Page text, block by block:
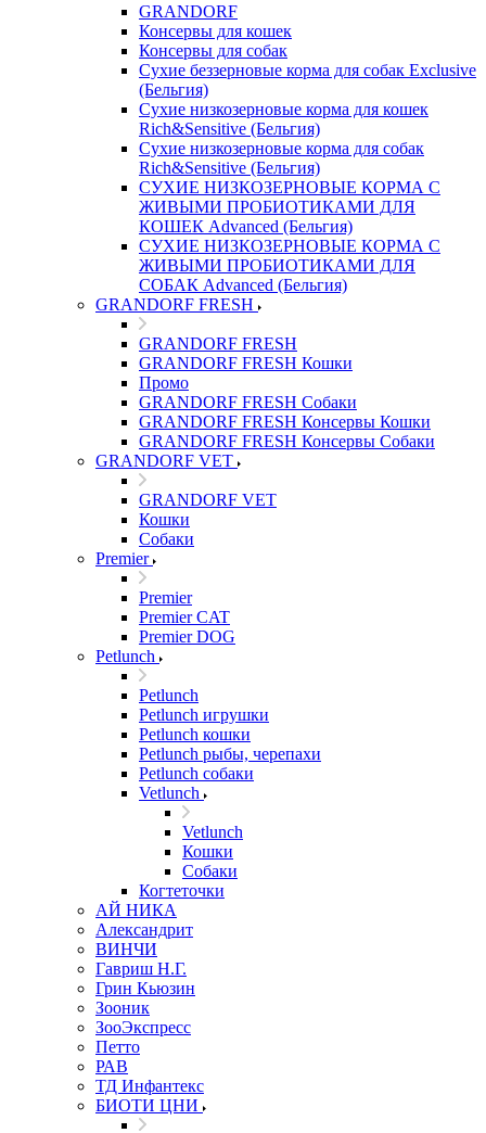
GRANDORF
Консервы для кошек
Консервы для собак
Сухие беззерновые корма для собак Exclusive
(Бельгия)
Сухие низкозерновые корма для кошек
Rich&Sensitive (Бельгия)
Сухие низкозерновые корма для собак
Rich&Sensitive (Бельгия)
СУХИЕ НИЗКОЗЕРНОВЫЕ КОРМА С
ЖИВЫМИ ПРОБИОТИКАМИ ДЛЯ
КОШЕК Advanced (Бельгия)
СУХИЕ НИЗКОЗЕРНОВЫЕ КОРМА С
ЖИВЫМИ ПРОБИОТИКАМИ ДЛЯ
СОБАК Advanced (Бельгия)
GRANDORF FRESH
GRANDORF FRESH
GRANDORF FRESH Кошки
Промо
GRANDORF FRESH Собаки
GRANDORF FRESH Консервы Кошки
GRANDORF FRESH Консервы Собаки
GRANDORF VET
GRANDORF VET
Кошки
Собаки
Premier
Premier
Premier CAT
Premier DOG
Petlunch
Petlunch
Petlunch игрушки
Petlunch кошки
Petlunch рыбы, черепахи
Petlunch собаки
Vetlunch
Vetlunch
Кошки
Собаки
Когтеточки
АЙ НИКА
Александрит
ВИНЧИ
Гавриш Н.Г.
Грин Кьюзин
Зооник
ЗооЭкспресс
Петто
РАВ
ТД Инфантекс
БИОТИ ЦНИ